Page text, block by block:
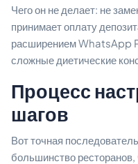
Чего он не делает: не
принимает оплату
расширением WhatsApp
сложные диетические
Процесс
шагов
Вот точная
большинство ресторанов,